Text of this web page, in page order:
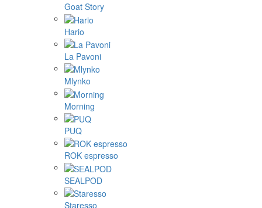
Goat Story
Hario
La Pavoni
Mlynko
Morning
PUQ
ROK espresso
SEALPOD
Staresso